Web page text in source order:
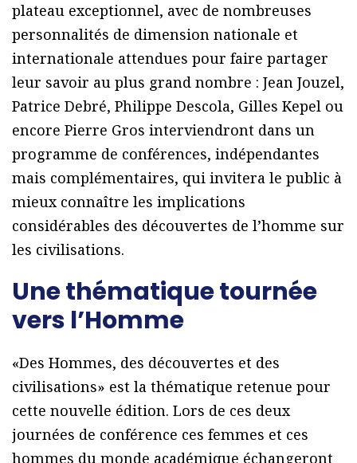
plateau exceptionnel, avec de nombreuses
personnalités de dimension nationale et
internationale attendues pour faire partager
leur savoir au plus grand nombre : Jean Jouzel,
Patrice Debré, Philippe Descola, Gilles Kepel ou
encore Pierre Gros interviendront dans un
programme de conférences, indépendantes
mais complémentaires, qui invitera le public à
mieux connaître les implications
considérables des découvertes de l’homme sur
les civilisations.
Une thématique tournée
vers l’Homme
«Des Hommes, des découvertes et des
civilisations» est la thématique retenue pour
cette nouvelle édition. Lors de ces deux
journées de conférence ces femmes et ces
hommes du monde académique échangeront